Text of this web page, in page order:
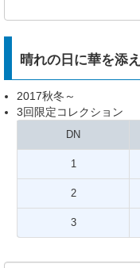
晴れの日に華を添
2017秋冬～
3回限定コレクション
DN
1
2
3